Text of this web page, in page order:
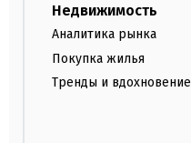
Недвижимость
Аналитика рынка
Покупка жилья
Тренды и вдохновение